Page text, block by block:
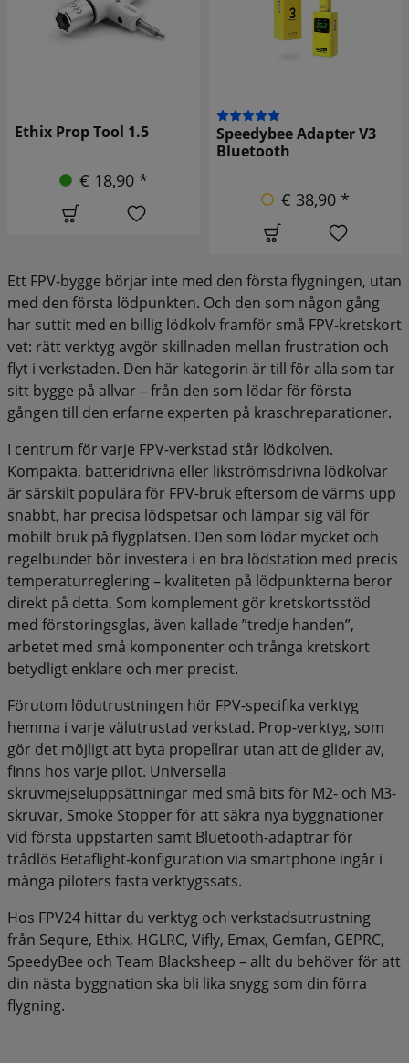
1.5
Speedybee Adapter V3
Gemfan
spärrnyckel
Ett FPV-bygge börjar inte med den första flygningen, utan
med den första lödpunkten. Och den som någon gång
har suttit med en billig lödkolv framför små FPV-kretskort
vet: rätt verktyg avgör skillnaden mellan frustration och
flyt i verkstaden. Den här kategorin är till för alla som tar
sitt bygge på allvar – från den som lödar för första
gången till den erfarne experten på kraschreparationer.
I centrum för varje FPV-verkstad står lödkolven.
Kompakta, batteridrivna eller likströmsdrivna lödkolvar
är särskilt populära för FPV-bruk eftersom de värms upp
snabbt, har precisa lödspetsar och lämpar sig väl för
mobilt bruk på flygplatsen. Den som lödar mycket och
regelbundet bör investera i en bra lödstation med precis
temperaturreglering – kvaliteten på lödpunkterna beror
direkt på detta. Som komplement gör kretskortsstöd
med förstoringsglas, även kallade ”tredje handen”,
arbetet med små komponenter och trånga kretskort
betydligt enklare och mer precist.
Förutom lödutrustningen hör FPV-specifika verktyg
hemma i varje välutrustad verkstad. Prop-verktyg, som
gör det möjligt att byta propellrar utan att de glider av,
finns hos varje pilot. Universella
skruvmejseluppsättningar med små bits för M2- och M3-
skruvar, Smoke Stopper för att säkra nya byggnationer
vid första uppstarten samt Bluetooth-adaptrar för
trådlös Betaflight-konfiguration via smartphone ingår i
många piloters fasta verktygssats.
Hos FPV24 hittar du verktyg och verkstadsutrustning
från Sequre, Ethix, HGLRC, Vifly, Emax, Gemfan, GEPRC,
SpeedyBee och Team Blacksheep – allt du behöver för att
din nästa byggnation ska bli lika snygg som din förra
flygning.